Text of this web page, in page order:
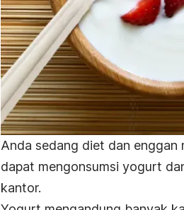
Anda sedang diet dan enggan
dapat mengonsumsi yogurt
kantor.